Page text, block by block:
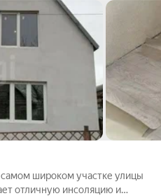
широком участке улицы
отличную инсоляцию и